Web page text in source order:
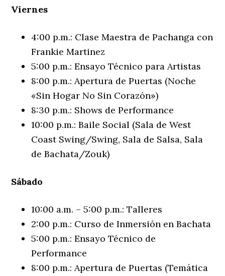
Viernes
4:00 p.m.: Clase Maestra de Pachanga con
Frankie Martinez
5:00 p.m.: Ensayo Técnico para Artistas
8:00 p.m.: Apertura de Puertas (Noche
«Sin Hogar No Sin Corazón»)
8:30 p.m.: Shows de Performance
10:00 p.m.: Baile Social (Sala de West
Coast Swing/Swing, Sala de Salsa, Sala
de Bachata/Zouk)
Sábado
10:00 a.m. – 5:00 p.m.: Talleres
2:00 p.m.: Curso de Inmersión en Bachata
5:00 p.m.: Ensayo Técnico de
Performance
8:00 p.m.: Apertura de Puertas (Temática